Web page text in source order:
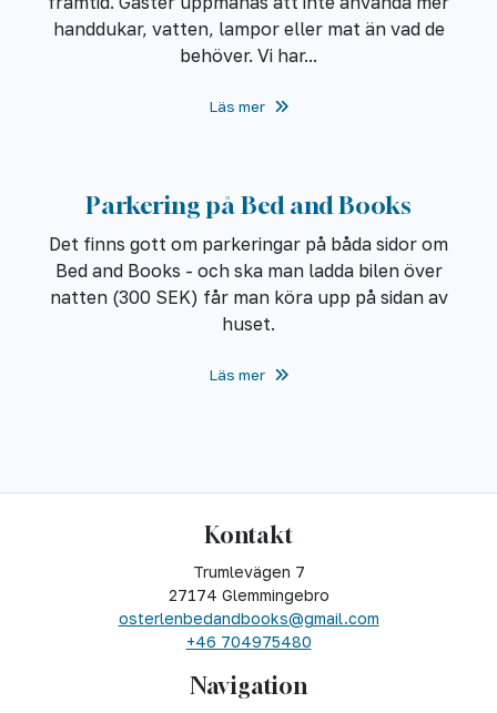
handdukar, vatten, lampor eller mat än vad de
behöver. Vi har...
Läs mer
Parkering på Bed and Books
Det finns gott om parkeringar på båda sidor om
Bed and Books - och ska man ladda bilen över
natten (300 SEK) får man köra upp på sidan av
huset.
Läs mer
Kontakt
Trumlevägen 7
27174 Glemmingebro
osterlenbedandbooks@gmail.com
+46 704975480
Navigation